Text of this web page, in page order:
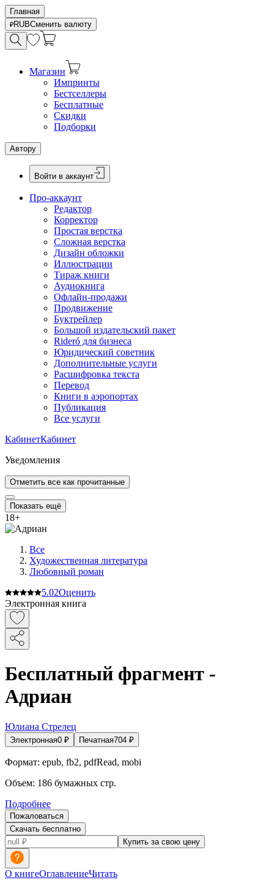
Главная
RUBСменить валюту
Магазин
Импринты
Бестселлеры
Бесплатные
Скидки
Подборки
Автору
Войти в аккаунт
Про-аккаунт
Редактор
Корректор
Простая верстка
Сложная верстка
Дизайн обложки
Иллюстрации
Тираж книги
Аудиокнига
Офлайн-продажи
Продвижение
Буктрейлер
Большой издательский пакет
Rideró для бизнеса
Юридический советник
Дополнительные услуги
Расшифровка текста
Перевод
Книги в аэропортах
Публикация
Все услуги
КабинетКабинет
Уведомления
Отметить все как прочитанные
Показать ещё
18+
Все
Художественная литература
Любовный роман
5.02Оценить
Электронная книга
Бесплатный фрагмент -
Адриан
Юлиана Стрелец
Электронная0 ₽ Печатная704 ₽
Формат: epub, fb2, pdfRead, mobi
Объем: 186 бумажных стр.
Подробнее
Пожаловаться
Скачать бесплатно
Купить за свою цену
О книгеОглавлениеЧитать